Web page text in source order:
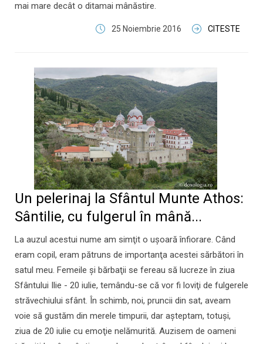
mai mare decât o ditamai mânăstire.
25 Noiembrie 2016 CITESTE
Un pelerinaj la Sfântul Munte Athos:
Sântilie, cu fulgerul în mână...
La auzul acestui nume am simţit o uşoară înfiorare. Când
eram copil, eram pătruns de importanţa acestei sărbători în
satul meu. Femeile şi bărbaţii se fereau să lucreze în ziua
Sfântului Ilie - 20 iulie, temându-se că vor fi loviţi de fulgerele
străvechiului sfânt. În schimb, noi, pruncii din sat, aveam
voie să gustăm din merele timpurii, dar aşteptam, totuşi,
ziua de 20 iulie cu emoţie nelămurită. Auzisem de oameni